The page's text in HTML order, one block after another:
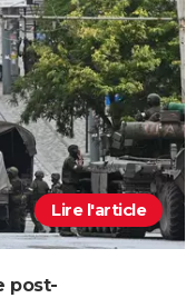
Lire l'article
post-